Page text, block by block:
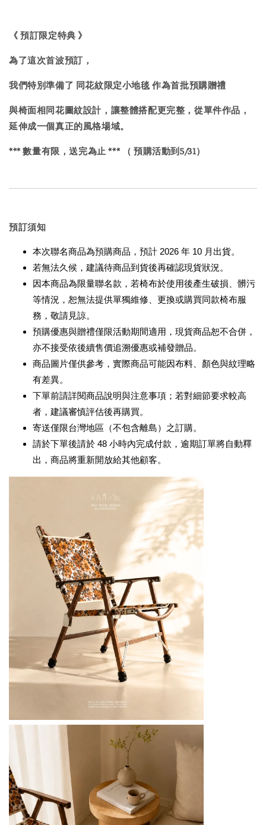
《 預訂限定特典 》
為了這次首波預訂，
我們特別準備了 同花紋限定小地毯 作為首批預購贈禮
與椅面相同花圖紋設計，讓整體搭配更完整，從單件作品，
延伸成一個真正的風格場域。
*** 數量有限，送完為止 *** （ 預購活動到5/31）
預訂須知
本次聯名商品為預購商品，預計 2026 年 10 月出貨。
若無法久候，建議待商品到貨後再確認現貨狀況。
因本商品為限量聯名款，若椅布於使用後產生破損、髒污
等情況，恕無法提供單獨維修、更換或購買同款椅布服
務，敬請見諒。
預購優惠與贈禮僅限活動期間適用，現貨商品恕不合併，
亦不接受依後續售價追溯優惠或補發贈品。
商品圖片僅供參考，實際商品可能因布料、顏色與紋理略
有差異。
下單前請詳閱商品說明與注意事項；若對細節要求較高
者，建議審慎評估後再購買。
寄送僅限台灣地區（不包含離島）之訂購。
請於下單後請於 48 小時內完成付款，逾期訂單將自動釋
出，商品將重新開放給其他顧客。